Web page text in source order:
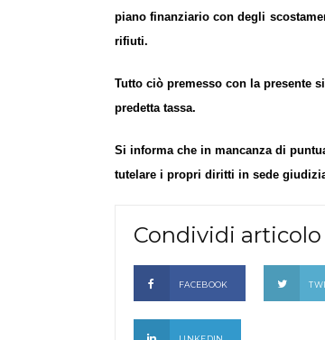
piano finanziario con degli
rifiuti.
Tutto ciò premesso con la presente
predetta tassa.
Si informa che in mancanza di
tutelare i propri diritti in sede
Condividi articolo
FACEBOOK